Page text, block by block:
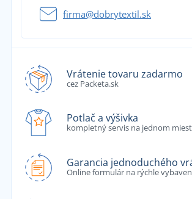
firma@dobrytextil.sk
Vrátenie tovaru zadarmo
cez Packeta.sk
Potlač a výšivka
kompletný servis na jednom
Garancia jednoduchého
Online formulár na rýchle